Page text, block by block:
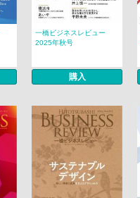
一橋ビジネスレビュー
2025年秋号
購入